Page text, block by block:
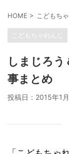
HOME > こどもち
こどもちゃれんじ
しまじろ
事まとめ
投稿日： 2015年1